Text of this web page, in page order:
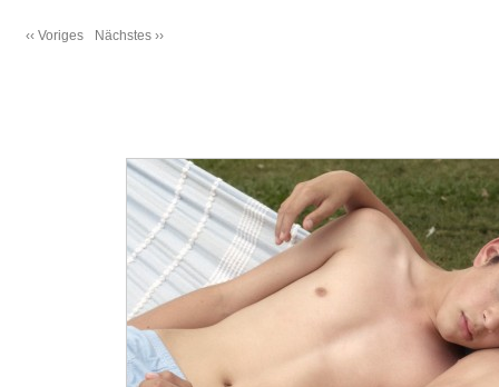
‹‹ Voriges Nächstes ››